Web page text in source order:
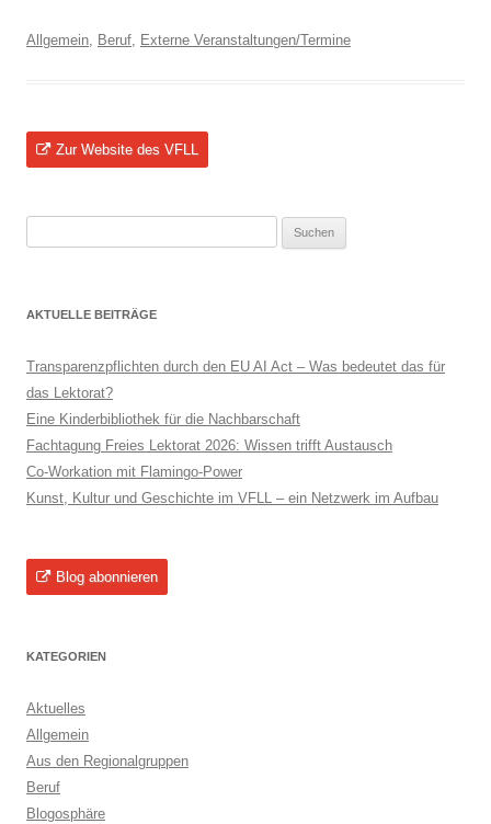
Allgemein, Beruf, Externe Veranstaltungen/Termine
Zur Website des VFLL
AKTUELLE BEITRÄGE
Transparenzpflichten durch den EU AI Act – Was bedeutet das für
das Lektorat?
Eine Kinderbibliothek für die Nachbarschaft
Fachtagung Freies Lektorat 2026: Wissen trifft Austausch
Co-Workation mit Flamingo-Power
Kunst, Kultur und Geschichte im VFLL – ein Netzwerk im Aufbau
Blog abonnieren
KATEGORIEN
Aktuelles
Allgemein
Aus den Regionalgruppen
Beruf
Blogosphäre